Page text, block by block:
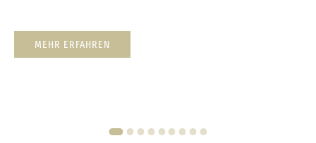
MEHR ERFAHREN
1 2 3 4 5 6 7 8 9